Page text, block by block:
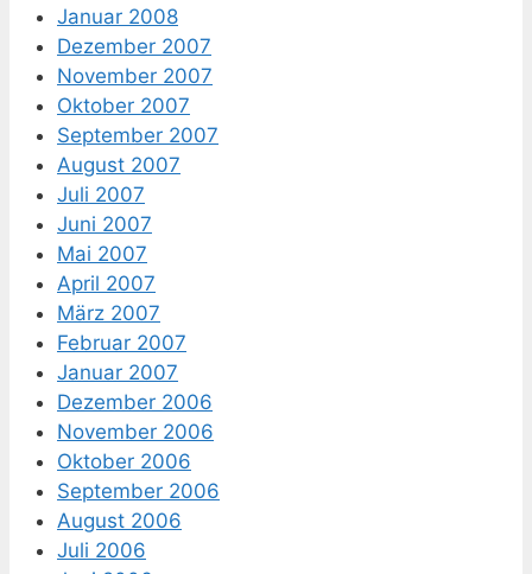
Januar 2008
Dezember 2007
November 2007
Oktober 2007
September 2007
August 2007
Juli 2007
Juni 2007
Mai 2007
April 2007
März 2007
Februar 2007
Januar 2007
Dezember 2006
November 2006
Oktober 2006
September 2006
August 2006
Juli 2006